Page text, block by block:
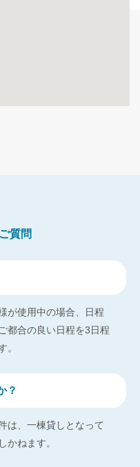
質問
が使用中の場合、日程
都合の良い日程を3日程
。
？
は、一棟貸しとなって
かねます。